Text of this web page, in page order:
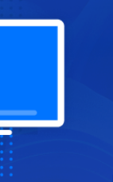
Pérsico) -
Powell com o baterista
...